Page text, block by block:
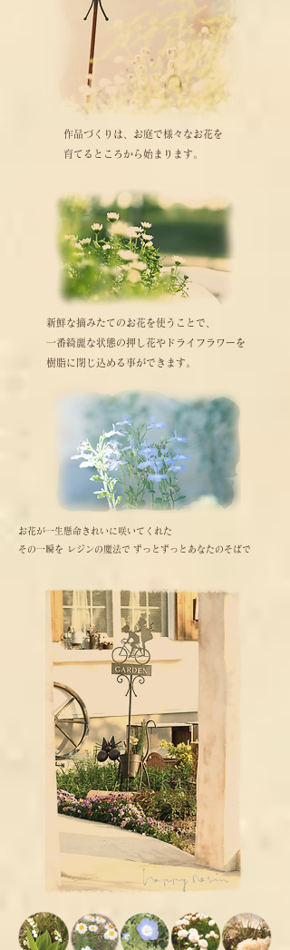
新鮮な摘みたてのお花を使うことで、
一番綺麗な状態の押し花やドライフラワーを
樹脂に閉じ込める事ができます。
作品づくりは、お庭で様々なお花を
育てるところから始まります。
お花が一生懸命きれいに咲いてくれた
その一瞬を レジンの魔法で ずっとずっとあなたのそばで